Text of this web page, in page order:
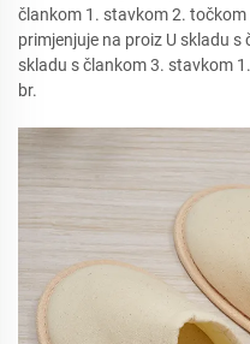
člankom 1. stavkom 2.
primjenjuje na proiz U skladu
skladu s člankom 3. stavkom
br.